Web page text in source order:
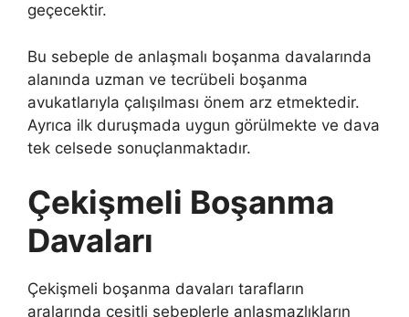
geçecektir.
Bu sebeple de anlaşmalı boşanma davalarında
alanında uzman ve tecrübeli boşanma
avukatlarıyla çalışılması önem arz etmektedir.
Ayrıca ilk duruşmada uygun görülmekte ve dava
tek celsede sonuçlanmaktadır.
Çekişmeli Boşanma
Davaları
Çekişmeli boşanma davaları tarafların
aralarında çeşitli sebeplerle anlaşmazlıkların